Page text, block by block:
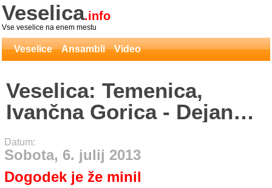
Veselica.info
Vse veselice na enem mestu
Veselice Ansambli Video
Veselica: Temenica,
Ivančna Gorica - Dejan
Vunjak in Brendijeve
barabe, Brendijeve
barabe
Datum:
Sobota, 6. julij 2013
Dogodek je že minil